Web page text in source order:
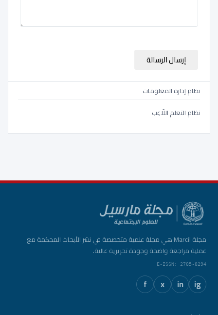
تكنولوجيا المعلومات الإدارية
علوم القانون
نظام إدارة المعلومات
نظام التعلم اللَّاعِب
إرسال الرسالة
مجلة Marcil هي مجلة علمية متخصصة في نشر الأبحاث المحكمة مع
عملية مراجعة واضحة وجودة تحريرية عالية.
E-ISSN: 2785-8294
ig
in
x
f